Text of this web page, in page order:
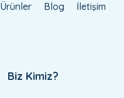
Ürünler Blog İletişim
Biz Kimiz?